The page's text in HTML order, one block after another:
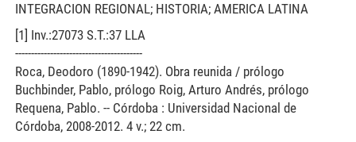
INTEGRACION REGIONAL; HISTORIA; AMERICA LATINA
[1] Inv.:27073 S.T.:37 LLA
----------------------------------------
Roca, Deodoro (1890-1942). Obra reunida / prólogo
Buchbinder, Pablo, prólogo Roig, Arturo Andrés, prólogo
Requena, Pablo. -- Córdoba : Universidad Nacional de
Córdoba, 2008-2012. 4 v.; 22 cm.